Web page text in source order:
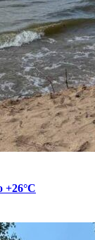
+26°C